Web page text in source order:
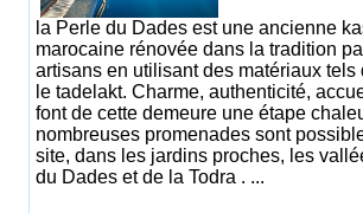
la Perle du Dades est une ancienne
marocaine rénovée dans la tradition
artisans en utilisant des matériaux tels
le tadelakt. Charme, authenticité,
font de cette demeure une étape
nombreuses promenades sont
site, dans les jardins proches, les
du Dades et de la Todra . ...